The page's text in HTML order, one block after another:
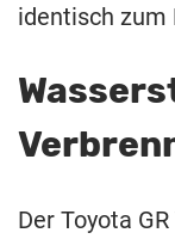
identisch zum
Der Toyota